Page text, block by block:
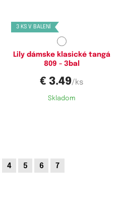
3 KS V BALENÍ
Lily dámske klasické tangá
809 - 3bal
€ 3.49/ks
Skladom
4 5 6 7